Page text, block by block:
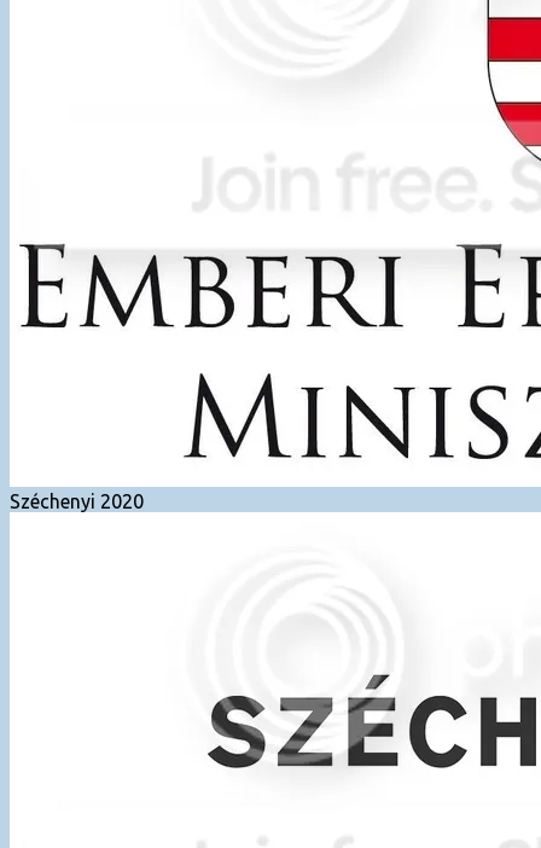
Széchenyi 2020